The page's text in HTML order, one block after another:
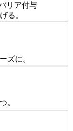
リア付与
る。
ズに。
。